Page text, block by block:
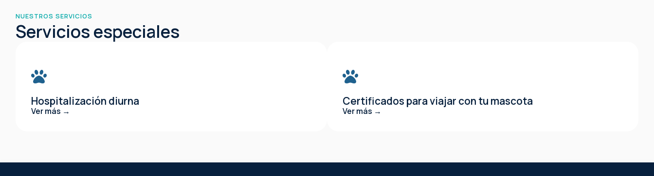
NUESTROS SERVICIOS
Servicios especiales
Hospitalización diurna
Ver más →
Certificados para viajar con tu mascota
Ver más →